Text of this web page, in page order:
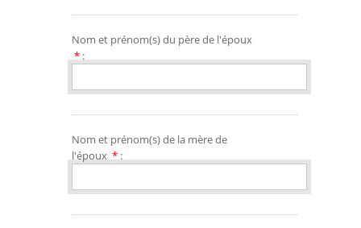
Nom et prénom(s) du père de l'époux
* :
Nom et prénom(s) de la mère de
l'époux * :